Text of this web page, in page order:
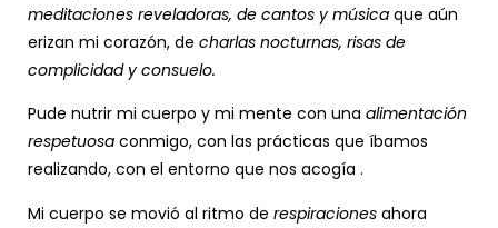
meditaciones reveladoras, de cantos y música que aún
erizan mi corazón, de charlas nocturnas, risas de
complicidad y consuelo.
Pude nutrir mi cuerpo y mi mente con una alimentación
respetuosa conmigo, con las prácticas que íbamos
realizando, con el entorno que nos acogía .
Mi cuerpo se movió al ritmo de respiraciones ahora